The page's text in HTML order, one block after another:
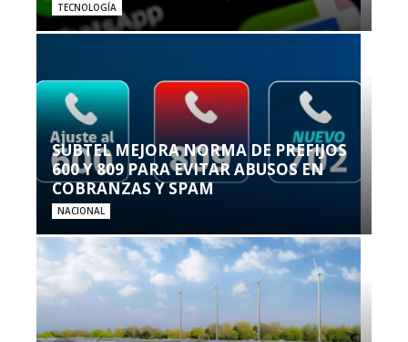
TECNOLOGÍA
SUBTEL MEJORA NORMA DE PREFIJOS
600 Y 809 PARA EVITAR ABUSOS EN
COBRANZAS Y SPAM
NACIONAL